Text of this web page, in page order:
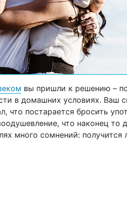
вы пришли к решению –
в домашних условиях. Ваш
что постарается бросить
что наконец то
много сомнений: получится